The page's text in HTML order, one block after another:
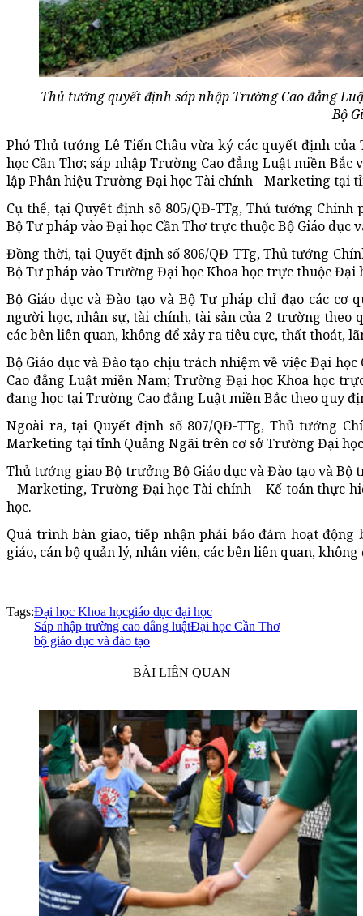
Thủ tướng quyết định sáp nhập Trường Cao đẳng
Bộ
Phó Thủ tướng Lê Tiến Châu vừa ký các quyết định
học Cần Thơ; sáp nhập Trường Cao đẳng Luật miền
lập Phân hiệu Trường Đại học Tài chính - Marketing tại
Cụ thể, tại Quyết định số 805/QĐ-TTg, Thủ tướng
Bộ Tư pháp vào Đại học Cần Thơ trực thuộc Bộ Giáo dục
Đồng thời, tại Quyết định số 806/QĐ-TTg, Thủ tướng
Bộ Tư pháp vào Trường Đại học Khoa học trực thuộc Đại
Bộ Giáo dục và Đào tạo và Bộ Tư pháp chỉ đạo các
người học, nhân sự, tài chính, tài sản của 2 trường
các bên liên quan, không để xảy ra tiêu cực, thất thoát,
Bộ Giáo dục và Đào tạo chịu trách nhiệm về việc Đại
Cao đẳng Luật miền Nam; Trường Đại học Khoa học
đang học tại Trường Cao đẳng Luật miền Bắc theo quy
Ngoài ra, tại Quyết định số 807/QĐ-TTg, Thủ tướng
Marketing tại tỉnh Quảng Ngãi trên cơ sở Trường Đại
Thủ tướng giao Bộ trưởng Bộ Giáo dục và Đào tạo và
– Marketing, Trường Đại học Tài chính – Kế toán thực
học.
Quá trình bàn giao, tiếp nhận phải bảo đảm hoạt
giáo, cán bộ quản lý, nhân viên, các bên liên quan,
Tags:Đại học Khoa họcgiáo dục đại học
Sáp nhập trường cao đẳng luậtĐại học Cần Thơ
bộ giáo dục và đào tạo
BÀI LIÊN QUAN